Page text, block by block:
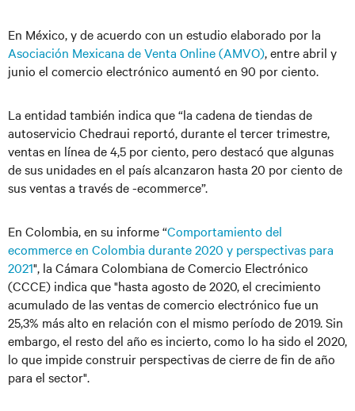
En México, y de acuerdo con un estudio elaborado por la
Asociación Mexicana de Venta Online (AMVO), entre abril y
junio el comercio electrónico aumentó en 90 por ciento.
La entidad también indica que “la cadena de tiendas de
autoservicio Chedraui reportó, durante el tercer trimestre,
ventas en línea de 4,5 por ciento, pero destacó que algunas
de sus unidades en el país alcanzaron hasta 20 por ciento de
sus ventas a través de -ecommerce”.
En Colombia, en su informe “Comportamiento del
ecommerce en Colombia durante 2020 y perspectivas para
2021", la Cámara Colombiana de Comercio Electrónico
(CCCE) indica que "hasta agosto de 2020, el crecimiento
acumulado de las ventas de comercio electrónico fue un
25,3% más alto en relación con el mismo período de 2019. Sin
embargo, el resto del año es incierto, como lo ha sido el 2020,
lo que impide construir perspectivas de cierre de fin de año
para el sector".